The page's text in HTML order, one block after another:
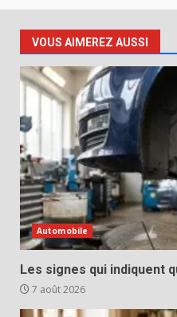
VOUS AIMEREZ AUSSI
Automobile
Les signes qui indiquent
7 août 2026